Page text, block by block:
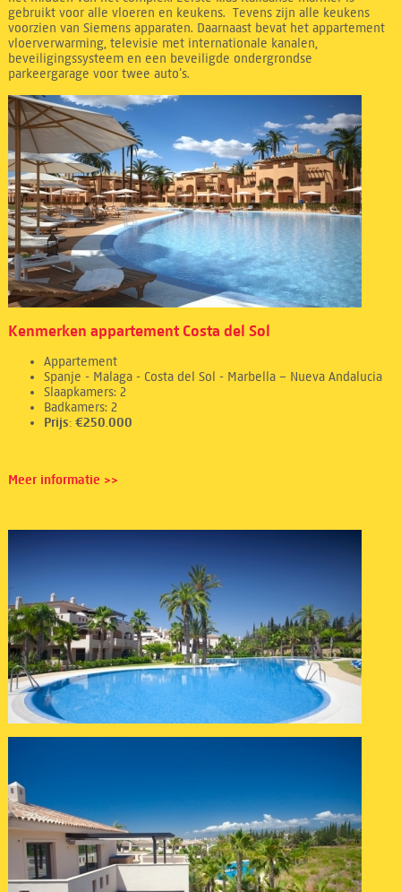
gebruikt voor alle vloeren en keukens. Tevens zijn alle keukens
voorzien van Siemens apparaten. Daarnaast bevat het appartement
vloerverwarming, televisie met internationale kanalen,
beveiligingssysteem en een beveiligde ondergrondse
parkeergarage voor twee auto’s.
Kenmerken appartement Costa del Sol
Appartement
Spanje - Malaga - Costa del Sol - Marbella – Nueva Andalucia
Slaapkamers: 2
Badkamers: 2
Prijs: €250.000
Meer informatie >>